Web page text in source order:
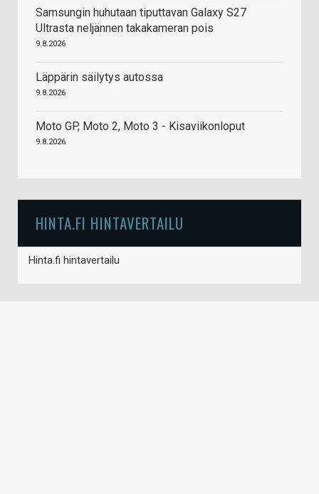
Samsungin huhutaan tiputtavan Galaxy S27
Ultrasta neljännen takakameran pois
9.8.2026
Läppärin säilytys autossa
9.8.2026
Moto GP, Moto 2, Moto 3 - Kisaviikonloput
9.8.2026
HINTA.FI HINTAVERTAILU
Hinta.fi hintavertailu